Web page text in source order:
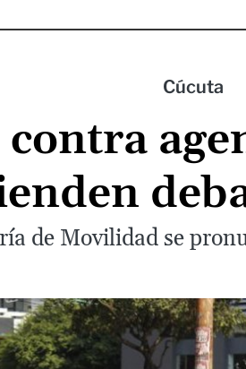
Cúcuta
de Movilidad se